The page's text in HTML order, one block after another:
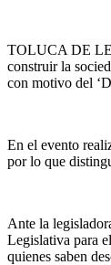
TOLUCA DE
construir la
con motivo del
En el evento
por lo que
Ante la
Legislativa para
quienes saben